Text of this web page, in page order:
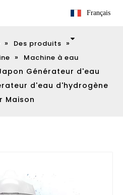
Français
» Des produits »
»
Machine à eau
Générateur d'eau
d'eau d'hydrogène
Maison